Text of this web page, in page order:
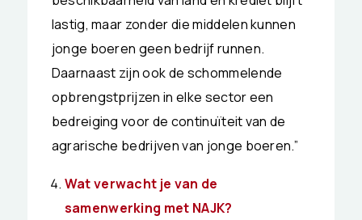
lastig, maar zonder die middelen kunnen
jonge boeren geen bedrijf runnen.
Daarnaast zijn ook de schommelende
opbrengstprijzen in elke sector een
bedreiging voor de continuïteit van de
agrarische bedrijven van jonge boeren.”
Wat verwacht je van de
samenwerking met NAJK?